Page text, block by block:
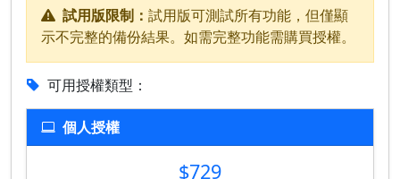
試用版限制： 試用版可測試所有功能，但僅顯
示不完整的備份結果。如需完整功能需購買授權。
可用授權類型：
個人授權
$729